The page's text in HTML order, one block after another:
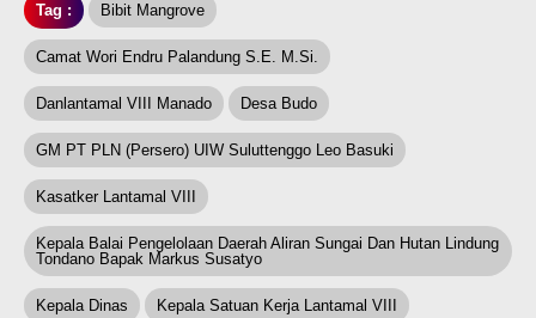
Tag : Bibit Mangrove
Camat Wori Endru Palandung S.E. M.Si.
Danlantamal VIII Manado Desa Budo
GM PT PLN (Persero) UIW Suluttenggo Leo Basuki
Kasatker Lantamal VIII
Kepala Balai Pengelolaan Daerah Aliran Sungai Dan Hutan Lindung
Tondano Bapak Markus Susatyo
Kepala Dinas Kepala Satuan Kerja Lantamal VIII